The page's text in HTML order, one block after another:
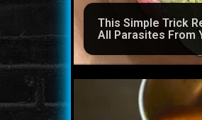
This Simple Trick
All Parasites From